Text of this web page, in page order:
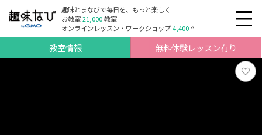
趣味とまなびで毎日を、もっと楽しく
お教室21,000教室
オンラインレッスン・ワークショップ4,400件
教室情報 無料体験レッスン有り